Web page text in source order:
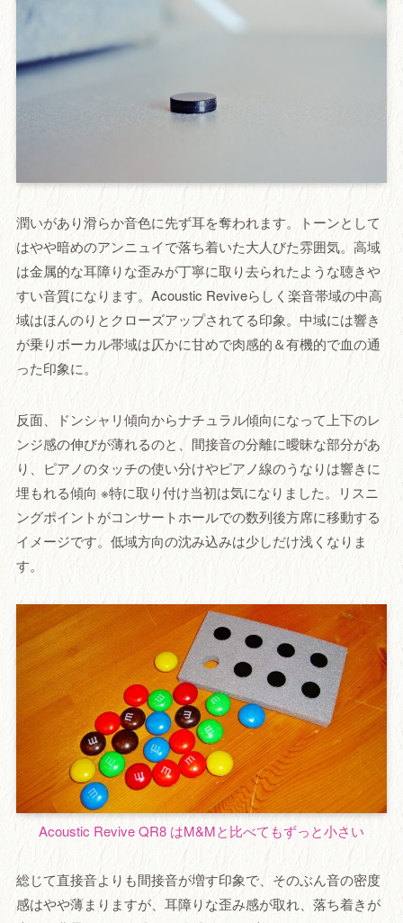
潤いがあり滑らか音色に先ず耳を奪われます。トーンとして
はやや暗めのアンニュイで落ち着いた大人びた雰囲気。高域
は金属的な耳障りな歪みが丁寧に取り去られたような聴きや
すい音質になります。Acoustic Reviveらしく楽音帯域の中高
域はほんのりとクローズアップされてる印象。中域には響き
が乗りボーカル帯域は仄かに甘めで肉感的＆有機的で血の通
った印象に。
反面、ドンシャリ傾向からナチュラル傾向になって上下のレ
ンジ感の伸びが薄れるのと、間接音の分離に曖昧な部分があ
り、ピアノのタッチの使い分けやピアノ線のうなりは響きに
埋もれる傾向 ※特に取り付け当初は気になりました。リスニ
ングポイントがコンサートホールでの数列後方席に移動する
イメージです。低域方向の沈み込みは少しだけ浅くなりま
す。
Acoustic Revive QR8 はM&Mと比べてもずっと小さい
総じて直接音よりも間接音が増す印象で、そのぶん音の密度
感はやや薄まりますが、耳障りな歪み感が取れ、落ち着きが